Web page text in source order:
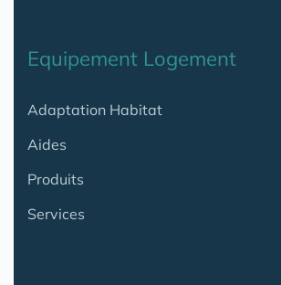
Equipement Logement
Adaptation Habitat
Aides
Produits
Services